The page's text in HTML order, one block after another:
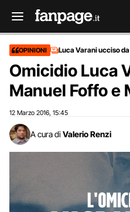
OPINIONI Luca Varani ucciso
Omicidio Luca
Manuel Foffo e
12 Marzo 2016 15:45
A cura di Valerio Renzi